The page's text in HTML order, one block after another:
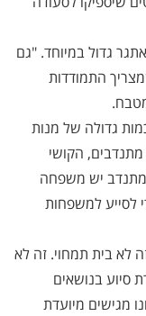
גדול במיוחד. "גם
התמודדות
גדולה של מנות
מתנדבים, הקושי
יש משפחה
לסייע למשפחות
לא בית תמחוי. זה לא
סיוע בנושאים
מגישים מיועדת